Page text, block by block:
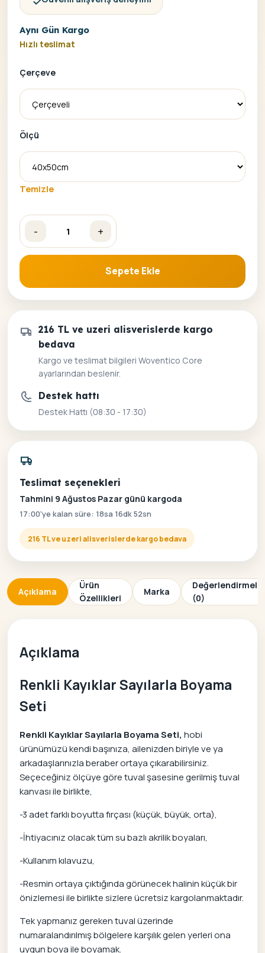
Aynı Gün Kargo
Hızlı teslimat
Çerçeve
Ölçü
Temizle
-
Renkli Kayıklar Sayılarla Boyama Seti adet
+
Sepete Ekle
216 TL ve uzeri alisverislerde kargo
bedava
Kargo ve teslimat bilgileri Woventico Core
ayarlarından beslenir.
Destek hattı
Destek Hattı (08:30 - 17:30)
Teslimat seçenekleri
Tahmini 9 Ağustos Pazar günü kargoda
17:00'ye kalan süre: 18sa 16dk 51sn
216 TL ve uzeri alisverislerde kargo bedava
Açıklama
Ürün
Özellikleri
Marka
(0)
Açıklama
Renkli Kayıklar Sayılarla Boyama
Seti
Renkli Kayıklar Sayılarla Boyama Seti, hobi
ürünümüzü kendi başınıza, ailenizden biriyle ve ya
arkadaşlarınızla beraber ortaya çıkarabilirsiniz.
Seçeceğiniz ölçüye göre tuval şasesine gerilmiş tuval
kanvası ile birlikte,
-3 adet farklı boyutta fırçası (küçük, büyük, orta),
-İhtiyacınız olacak tüm su bazlı akrilik boyaları,
-Kullanım kılavuzu,
-Resmin ortaya çıktığında görünecek halinin küçük bir
önizlemesi ile birlikte sizlere ücretsiz kargolanmaktadır.
Tek yapmanız gereken tuval üzerinde
numaralandırılmış bölgelere karşılık gelen yerleri ona
uygun boya ile boyamak.